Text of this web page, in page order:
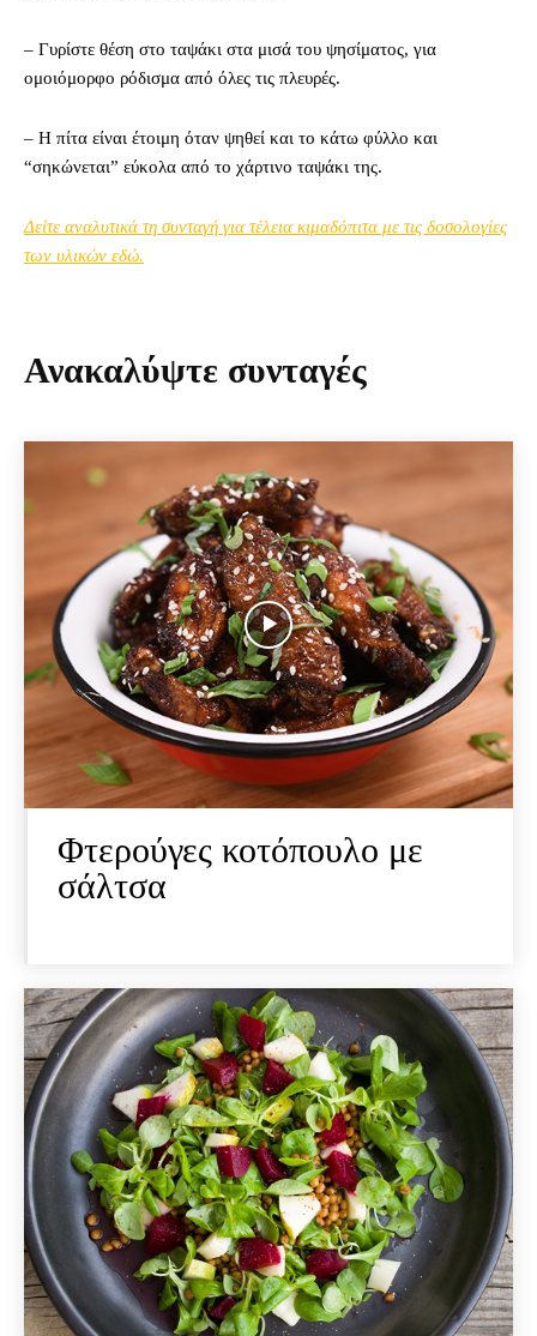
– Γυρίστε θέση στο ταψάκι στα μισά του ψησίματος, για
ομοιόμορφο ρόδισμα από όλες τις πλευρές.
– Η πίτα είναι έτοιμη όταν ψηθεί και το κάτω φύλλο και
“σηκώνεται” εύκολα από το χάρτινο ταψάκι της.
Δείτε αναλυτικά τη συνταγή για τέλεια κιμαδόπιτα με τις δοσολογίες
των υλικών εδώ.
Ανακαλύψτε συνταγές
Φτερούγες κοτόπουλο με
σάλτσα